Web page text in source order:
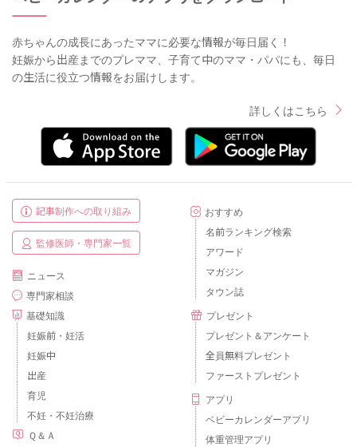
赤ちゃんの成長にあったママに必要な情報が毎日届く！
妊娠から出産までのプレママ、子育て中のママ・パパにも、毎日
の生活に役立つ情報をお届けします。
詳しくはこちら
記事制作への取り組み
監修医師・専門家一覧
ニュース
専門家相談
基礎知識
妊娠前・妊活
妊娠中
出産
育児
不妊・不妊治療
Ｑ＆Ａ
おすすめ
名前ランキング検索
アワード
マガジン
タウン誌
プレゼント
プレゼント＆アンケート
全員無料プレゼント
ファーストプレゼント
アプリ
ベビーカレンダーアプリ
体重管理アプリ